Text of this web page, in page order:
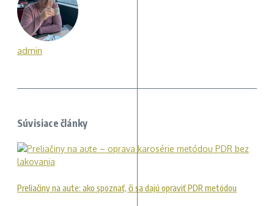
admin
Súvisiace články
Preliačiny na aute: ako spoznať, či sa dajú opraviť PDR metódou